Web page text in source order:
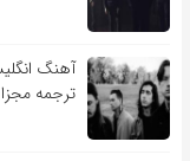
ترجمه مجزا